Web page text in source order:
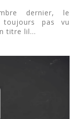
dernier, le
toujours pas vu
titre lil...